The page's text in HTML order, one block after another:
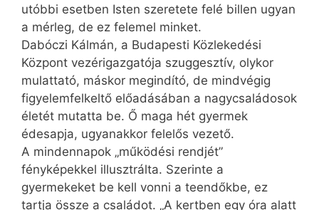
utóbbi esetben Isten szeretete felé billen ugyan
a mérleg, de ez felemel minket.
Dabóczi Kálmán, a Budapesti Közlekedési
Központ vezérigazgatója szuggesztív, olykor
mulattató, máskor megindító, de mindvégig
figyelemfelkeltő előadásában a nagycsaládosok
életét mutatta be. Ő maga hét gyermek
édesapja, ugyanakkor felelős vezető.
A mindennapok „működési rendjét”
fényképekkel illusztrálta. Szerinte a
gyermekeket be kell vonni a teendőkbe, ez
tartja össze a családot. „A kertben egy óra alatt